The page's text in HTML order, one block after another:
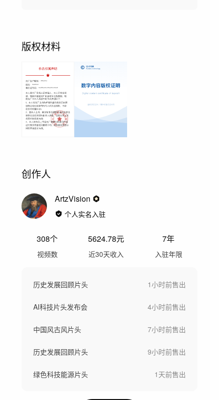
版权材料
创作人
ArtzVision
个人实名入驻
308个
视频数
5624.78元
近30天收入
7年
入驻年限
历史发展回顾片头 1小时前售出
AI科技片头发布会 4小时前售出
中国风古风片头 7小时前售出
历史发展回顾片头 9小时前售出
绿色科技能源片头 1天前售出